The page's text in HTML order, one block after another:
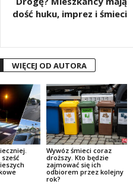
dość huku, imprez i śmieci
WIĘCEJ OD AUTORA
Wywóz śmieci coraz
droższy. Kto będzie
zajmować się ich
odbiorem przez kolejny
rok?